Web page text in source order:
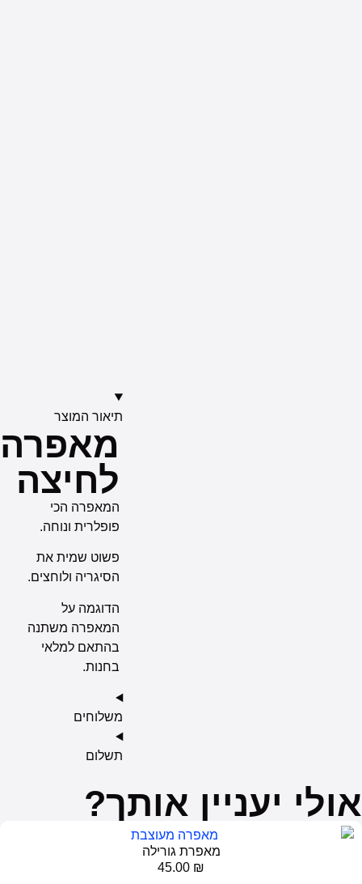
תיאור המוצר
מאפרה
לחיצה
המאפרה הכי
פופלרית ונוחה.
פשוט שמית את
הסיגריה ולוחצים.
הדוגמה על
המאפרה משתנה
בהתאם למלאי
משלוחים
יעניין אותך?
מאפרת גורילה
45.00